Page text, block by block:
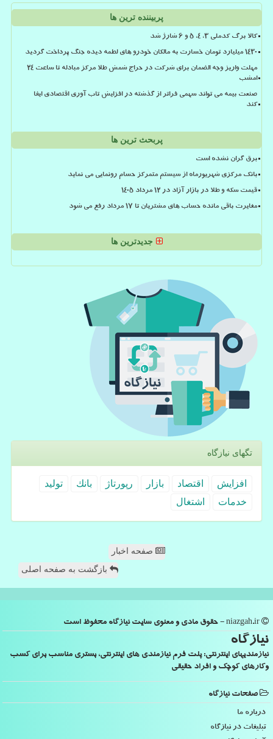
پربیننده ترین ها
کالا برگ کدملی 3، 4، 5 و 6 شارژ شد
۱۴۳۰ میلیارد تومان خسارت به مالکان خودرو های لطمه دیده جنگ پرداخت گردید
مهلت واریز وجه الضمان برای شرکت در حراج شمش طلا مرکز مبادله تا ساعت ۲۴
امشب
صنعت بیمه می تواند سهمی فراتر از گذشته در افزایش تاب آوری اقتصادی ایفا
کند
پربحث ترین ها
برق گران نشده است
بانک مرکزی شهریورماه از سیستم متمرکز حسام رونمایی می نماید
قیمت سکه و طلا در بازار آزاد در ۱۲ مرداد ۱۴۰۵
مغایرت باقی مانده حساب های مشتریان تا 17 مرداد رفع می شود
جدیدترین ها
تگهای نیازگاه
افزایش اقتصاد بازار رپورتاژ بانك
تولید
خدمات
اشتغال
صفحه اخبار
بازگشت به صفحه اصلی
نیازگاه
نیازمندیهای اینترنتی: پلت فرم نیازمندی های اینترنتی، بستری مناسب برای کسب
وکارهای کوچک و افراد حقیقی
صفحات نیازگاه
درباره ما
تبلیغات در نیازگاه